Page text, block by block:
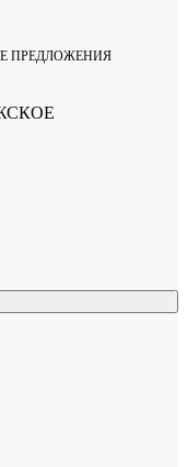
ПРЕДЛОЖЕНИЯ